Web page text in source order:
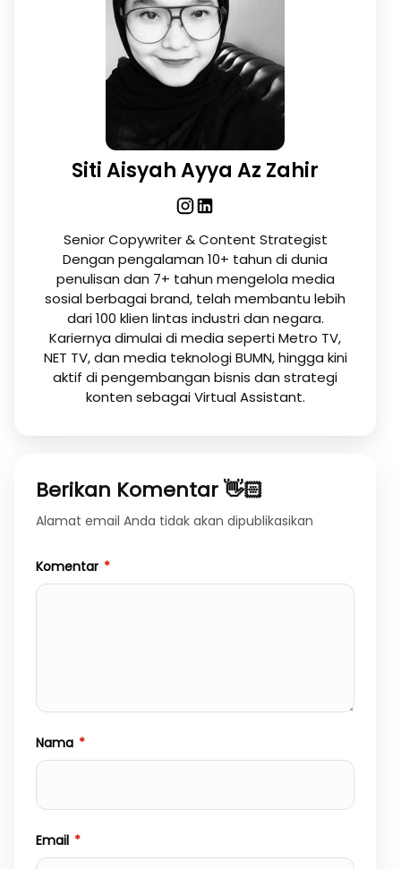
Siti Aisyah Ayya Az Zahir
Senior Copywriter & Content Strategist
Dengan pengalaman 10+ tahun di dunia
penulisan dan 7+ tahun mengelola media
sosial berbagai brand, telah membantu lebih
dari 100 klien lintas industri dan negara.
Kariernya dimulai di media seperti Metro TV,
NET TV, dan media teknologi BUMN, hingga kini
aktif di pengembangan bisnis dan strategi
konten sebagai Virtual Assistant.
Berikan Komentar 👋🏻
Alamat email Anda tidak akan dipublikasikan
Komentar *
Nama *
Email *